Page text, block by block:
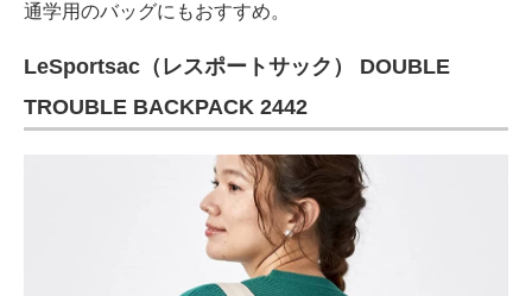
通学用のバッグにもおすすめ。
LeSportsac（レスポートサック） DOUBLE
TROUBLE BACKPACK 2442